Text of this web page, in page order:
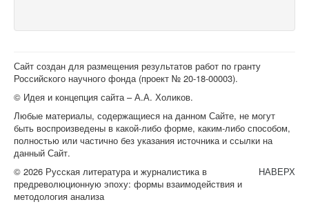
Сайт создан для размещения результатов работ по гранту
Российского научного фонда (проект № 20-18-00003).
© Идея и концепция сайта – А.А. Холиков.
Любые материалы, содержащиеся на данном Сайте, не могут
быть воспроизведены в какой-либо форме, каким-либо способом,
полностью или частично без указания источника и ссылки на
данный Сайт.
НАВЕРХ
© 2026 Русская литература и журналистика в
предреволюционную эпоху: формы взаимодействия и
методология анализа